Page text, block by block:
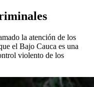
la atención de los
el Bajo Cauca es una
violento de los